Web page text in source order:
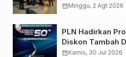
Kendaraan
calendar_monthMinggu, 2 Agt 2026
PLN Hadirkan
Diskon Tambah
GIIAS 2026
calendar_monthKamis, 30 Jul 2026